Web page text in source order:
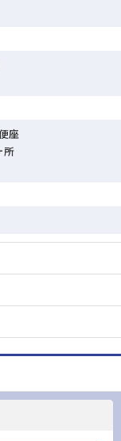
座
所